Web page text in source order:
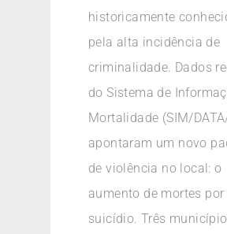
historicamente
pela alta incidência de
criminalidade. Dados
do Sistema de
Mortalidade (SIM/DATA/
apontaram um novo
de violência no local: o
aumento de mortes por
suicídio. Três